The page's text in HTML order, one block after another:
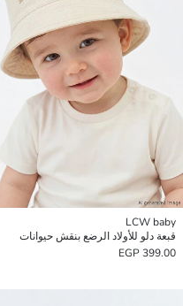
LCW baby
قبعة دلو للأولاد الرضع بنقش حيوانات
399.00 EGP